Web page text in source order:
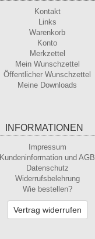
Kontakt
Links
Warenkorb
Konto
Merkzettel
Mein Wunschzettel
Öffentlicher Wunschzettel
Meine Downloads
INFORMATIONEN
Impressum
Kundeninformation und AGB
Datenschutz
Widerrufsbelehrung
Wie bestellen?
Vertrag widerrufen